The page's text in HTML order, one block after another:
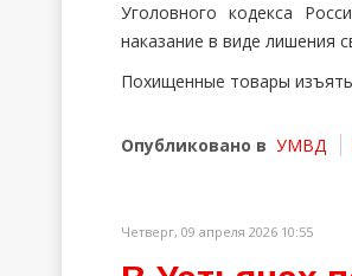
Уголовного кодекса
наказание в виде лишения
Похищенные товары
Опубликовано в УМВД
Четверг, 09 апреля 2026 10:55